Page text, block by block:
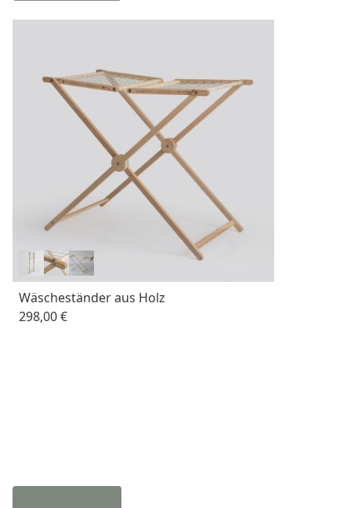
Wäscheständer aus Holz
298,00 €